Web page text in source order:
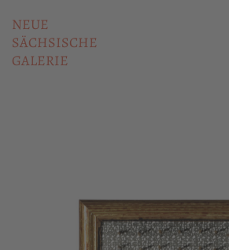
NEUE
SÄCHSISCHE
GALERIE